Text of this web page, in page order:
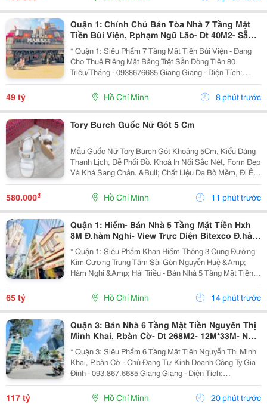
Quận 1: Chính Chủ Bán Tòa Nhà 7 Tầng Mặt
Tiền Bùi Viện, P.phạm Ngũ Lão- Dt 40M2- Sẵn
Hdt Riêng Tầng Trệt 80Tr/Th- Vị Trí Vip Nhất
Tại
* Quận 1: Siêu Phẩm 7 Tầng Mặt Tiền Bùi Viện - Đang
Cho Thuê Riêng Mặt Bằng Trệt Sẵn Dòng Tiền 80
Triệu/Tháng - 0938676685 Giang Giang - Diện Tích:
38M2 - Ngang 2,85M Nở Hậu 5,55M * 11M. - Kết Cấu: 7
Tầng - Sân Thượng - Sẵn 11 Phòng Dịch Vụ - 12...
49 tỷ Hồ Chí Minh 8 phút trước
Tory Burch Guốc Nữ Gót 5 Cm
Mẫu Guốc Nữ Tory Burch Gót Khoảng 5Cm, Kiểu Dáng
Thanh Lịch, Dễ Phối Đồ. Khoá In Nổi Sắc Nét, Form Đẹp
Và Khá Sang Chân. &Bull; Chất Liệu Da Bò Mềm, Đi Êm
Chân &Bull; Lót Da Mềm, Tạo Cảm Giác Thoải Mái Khi
Mang Lâu &Bull; Chi Tiết Khoá In Nổi Sắc...
580.000₫ Hồ Chí Minh 11 phút trước
Quận 1: Hiếm- Bán Nhà 5 Tầng Mặt Tiền Hxh
8M Đ.hàm Nghi- View Trực Diện Bitexco Đ.hải
Triều - 30M Đến Phố Hoa Nguyễn Huệ- Dt
4,5M*19M- Sẵn Hdt
* Quận 1: Siêu Phẩm Khan Hiếm Thông 3 Cung Đường
Kim Cương Trung Tâm Sài Gòn Nguyễn Huệ &Amp;
Hàm Nghi &Amp; Hải Triều - Bán Nhà 5 Tầng Mặt Tiền
Hẻm Xe Hơi Ngủ Trong Nhà Đ.hàm Nghi, P.sài Gòn -
093.867.6685 Giang Giang - Diện Tích: 70M2 - Ngang...
65 tỷ Hồ Chí Minh 14 phút trước
Quận 3: Bán Nhà 6 Tầng Mặt Tiền Nguyẽn Thị
Minh Khai, P.bàn Cờ- Dt 268M2- 12M*33M- Nhà
Thiết Kế Sân Siêu Rộng Để Xe- Khai Thác Giá
Trị Đa
* Quận 3: Siêu Phẩm 6 Tầng Mặt Tiền Nguyễn Thị Minh
Khai, P.bàn Cờ - Chủ Đang Tự Kinh Doanh Công Ty Gia
Đình - 093.867.6685 Giang Giang - Diện Tích:
140M2/268M2 - Ngang 4M Nở Hậu 12M * 33M. - Kết
Cấu: 6 Tầng - Sân Thượng - Thang Máy - Sẵn 1 Phòng...
117 tỷ Hồ Chí Minh 20 phút trước